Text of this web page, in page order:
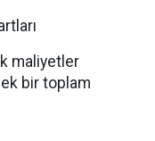
maliyetler
bir toplam